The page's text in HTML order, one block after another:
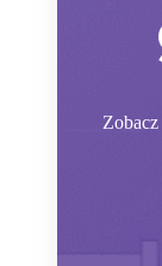
Zobacz